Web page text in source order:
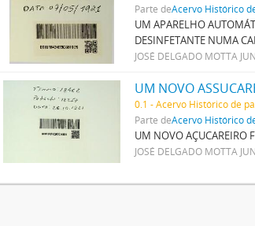
Parte deAcervo Histórico
UM APARELHO
DESINFETANTE NUMA
JOSÉ DELGADO MOTTA
0.1 - Acervo Histórico de
Parte deAcervo Histórico
UM NOVO AÇUCAREIRO
JOSÉ DELGADO MOTTA